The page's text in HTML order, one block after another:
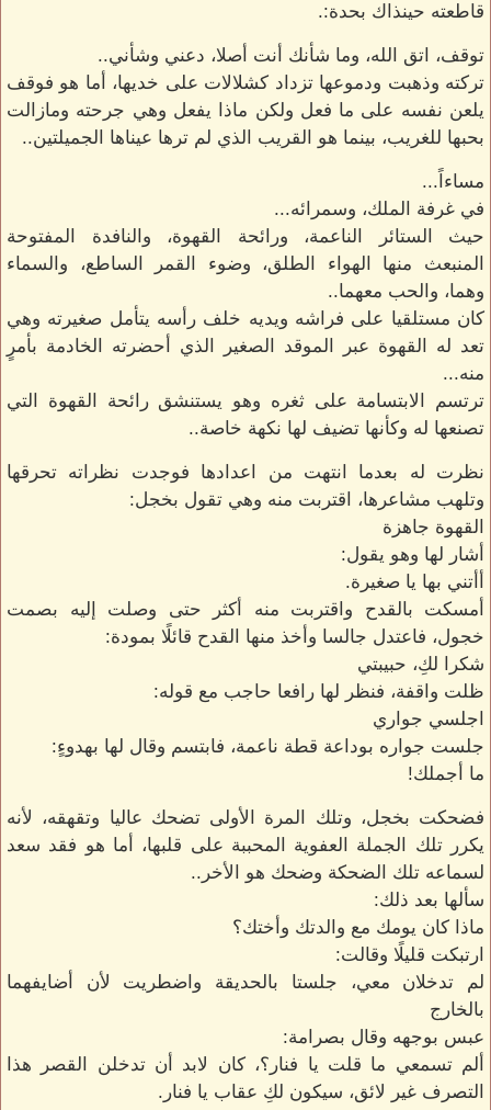
قاطعته حينذاك بحدة:.
توقف، اتق الله، وما شأنك أنت أصلا، دعني وشأني..
تركته وذهبت ودموعها تزداد كشلالات على خديها، أما هو فوقف
يلعن نفسه على ما فعل ولكن ماذا يفعل وهي جرحته ومازالت
بحبها للغريب، بينما هو القريب الذي لم ترها عيناها الجميلتين..
مساءاً...
في غرفة الملك، وسمرائه...
حيث الستائر الناعمة، ورائحة القهوة، والنافدة المفتوحة
المنبعث منها الهواء الطلق، وضوء القمر الساطع، والسماء
وهما، والحب معهما..
كان مستلقيا على فراشه ويديه خلف رأسه يتأمل صغيرته وهي
تعد له القهوة عبر الموقد الصغير الذي أحضرته الخادمة بأمرٍ
منه...
ترتسم الابتسامة على ثغره وهو يستنشق رائحة القهوة التي
تصنعها له وكأنها تضيف لها نكهة خاصة..
نظرت له بعدما انتهت من اعدادها فوجدت نظراته تحرقها
وتلهب مشاعرها، اقتربت منه وهي تقول بخجل:
القهوة جاهزة
أشار لها وهو يقول:
أأتني بها يا صغيرة.
أمسكت بالقدح واقتربت منه أكثر حتى وصلت إليه بصمت
خجول، فاعتدل جالسا وأخذ منها القدح قائلًا بمودة:
شكرا لكِ، حبيبتي
ظلت واقفة، فنظر لها رافعا حاجب مع قوله:
اجلسي جواري
جلست جواره بوداعة قطة ناعمة، فابتسم وقال لها بهدوءٍ:
ما أجملك!
فضحكت بخجل، وتلك المرة الأولى تضحك عاليا وتقهقه، لأنه
يكرر تلك الجملة العفوية المحببة على قلبها، أما هو فقد سعد
لسماعه تلك الضحكة وضحك هو الأخر..
سألها بعد ذلك:
ماذا كان يومك مع والدتك وأختك؟
ارتبكت قليلًا وقالت:
لم تدخلان معي، جلستا بالحديقة واضطريت لأن أضايفهما
بالخارج
عبس بوجهه وقال بصرامة:
ألم تسمعي ما قلت يا فنار؟، كان لابد أن تدخلن القصر هذا
التصرف غير لائق، سيكون لكِ عقاب يا فنار.